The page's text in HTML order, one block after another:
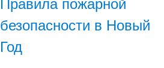
Правила пожарной
безопасности в Новый
Год